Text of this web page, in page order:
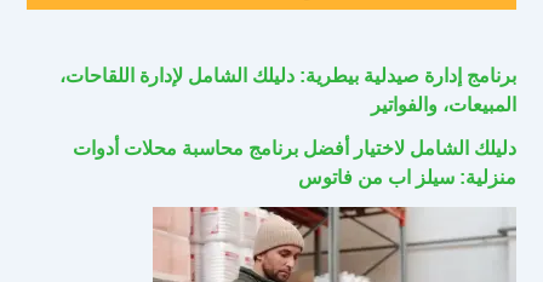
برنامج إدارة صيدلية بيطرية: دليلك الشامل لإدارة اللقاحات،
المبيعات، والفواتير
دليلك الشامل لاختيار أفضل برنامج محاسبة محلات أدوات
منزلية: سيلز اب من فاتوس